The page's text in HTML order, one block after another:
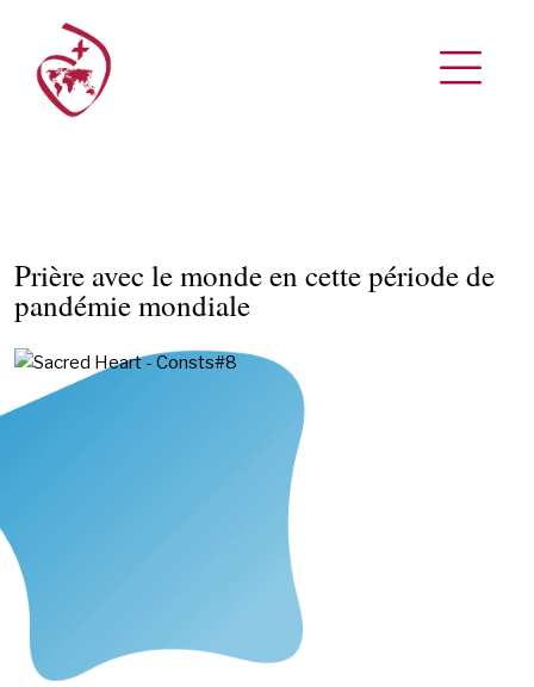
Prière avec le monde en cette période de
pandémie mondiale